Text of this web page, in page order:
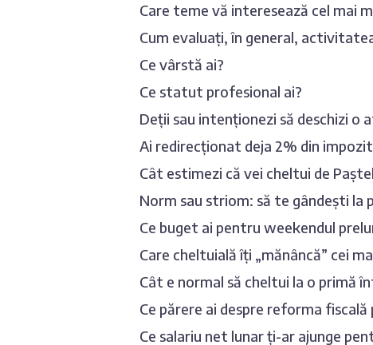
Care teme vă interesează cel mai
Cum evaluați, în general,
Ce vârstă ai?
Ce statut profesional ai?
Deții sau intenționezi să deschizi o
Ai redirecționat deja 2% din
Cât estimezi că vei cheltui de
Norm sau striom: să te gândești la
Ce buget ai pentru weekendul
Care cheltuială îți „mănâncă” cei
Cât e normal să cheltui la o primă
Ce părere ai despre reforma fiscală
Ce salariu net lunar ți-ar ajunge